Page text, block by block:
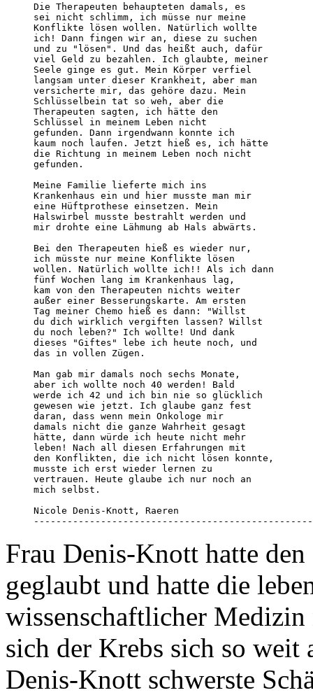
Die Therapeuten behaupteten damals, es
sei nicht schlimm, ich müsse nur meine
Konflikte lösen wollen. Natürlich wollte
ich! Dann fingen wir an, diese zu suchen
und zu "lösen". Und das heißt auch, dafür
viel Geld zu bezahlen. Ich glaubte, meiner
Seele ginge es gut. Mein Körper verfiel
langsam unter dieser Krankheit, aber man
versicherte mir, das gehöre dazu. Mein
Schlüsselbein tat so weh, aber die
Therapeuten sagten, ich hätte den
Schlüssel in meinem Leben nicht
gefunden. Dann irgendwann konnte ich
kaum noch laufen. Jetzt hieß es, ich hätte
die Richtung in meinem Leben noch nicht
gefunden.
Meine Familie lieferte mich ins
Krankenhaus ein und hier musste man mir
eine Hüftprothese einsetzen. Mein
Halswirbel musste bestrahlt werden und
mir drohte eine Lähmung ab Hals abwärts.
Bei den Therapeuten hieß es wieder nur,
ich müsste nur meine Konflikte lösen
wollen. Natürlich wollte ich!! Als ich dann
fünf Wochen lang im Krankenhaus lag,
kam von den Therapeuten nichts weiter
außer einer Besserungskarte. Am ersten
Tag meiner Chemo hieß es dann: "Willst
du dich wirklich vergiften lassen? Willst
du noch leben?" Ich wollte! Und dank
dieses "Giftes" lebe ich heute noch, und
das in vollen Zügen.
Man gab mir damals noch sechs Monate,
aber ich wollte noch 40 werden! Bald
werde ich 42 und ich bin nie so glücklich
gewesen wie jetzt. Ich glaube ganz fest
daran, dass wenn mein Onkologe mir
damals nicht die ganze Wahrheit gesagt
hätte, dann würde ich heute nicht mehr
leben! Nach all diesen Erfahrungen mit
den Konflikten, die ich nicht lösen konnte,
musste ich erst wieder lernen zu
vertrauen. Heute glaube ich nur noch an
mich selbst.
Nicole Denis-Knott, Raeren
Frau Denis-Knott hatte
geglaubt und hatte die
wissenschaftlicher Medizin
sich der Krebs sich so weit
Denis-Knott schwerste